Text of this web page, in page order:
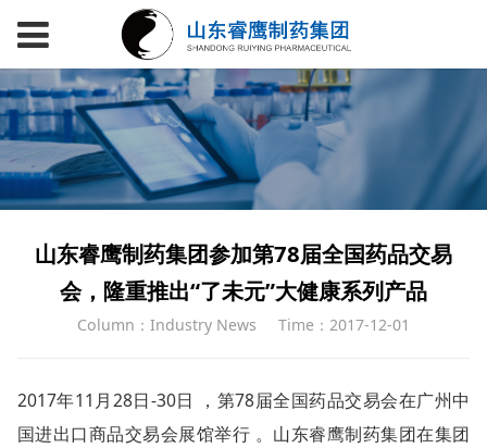
山东睿鹰制药集团参加第78届全国药品交易
会，隆重推出“了未元”大健康系列产品
Column：Industry News Time：2017-12-01
2017年11月28日-30日 ，第78届全国药品交易会在广州中
国进出口商品交易会展馆举行 。山东睿鹰制药集团在集团